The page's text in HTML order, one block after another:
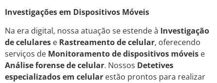
Investigações em Dispositivos Móveis
Na era digital, nossa atuação se estende à Investigação
de celulares e Rastreamento de celular, oferecendo
serviços de Monitoramento de dispositivos móveis e
Análise forense de celular. Nossos Detetives
especializados em celular estão prontos para realizar